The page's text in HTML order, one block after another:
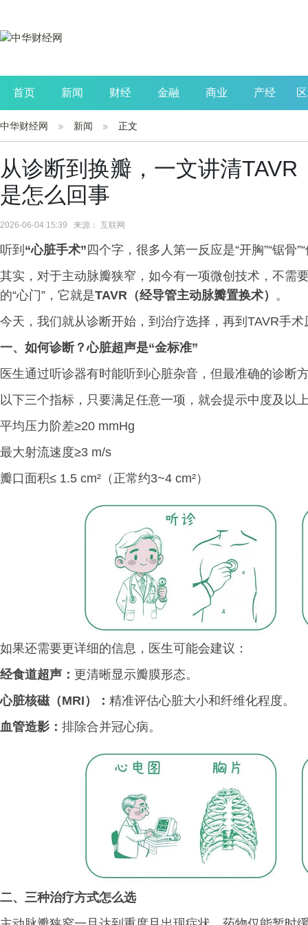
首页 新闻 财经 金融 商业 产经
公司 生活 读书
中华财经网 新闻 正文
从诊断到换瓣，一文讲清
是怎么回事
2026-06-04 15:39 来源： 互联网
听到 “心脏手术” 四个字，很多人第一反应是“开胸”“锯骨
其实，对于主动脉瓣狭窄，如今有一项微创技术，不需
的“心门”，它就是TAVR（经导管主动脉瓣置换术） 。
今天，我们就从诊断开始，到治疗选择，再到TAVR手
一、 如何诊断？心脏超声是“金标准”
医生通过听诊器有时能听到心脏杂音，但最准确的诊断
以下三个指标，只要满足任意一项，就会提示中度及以
平均压力阶差≥20 mmHg
最大射流速度≥3 m/s
瓣口面积≤ 1.5 cm²（正常约3~4 cm²）
如果还需要更详细的信息，医生可能会建议：
经食道超声： 更清晰显示瓣膜形态。
心脏核磁（MRI）： 精准评估心脏大小和纤维化程度。
血管造影： 排除合并冠心病。
二、 三种治疗方式怎么选